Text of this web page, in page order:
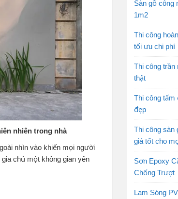
nhiên trong nhà
nhìn vào khiến mọi người
chủ một không gian yên
Sàn gỗ công
1m2
Thi công
tối ưu chi phí
Thi công
thật
Thi công tấm
đẹp
Thi công sàn
giá tốt cho
Sơn Epoxy
Chống Trượt
Lam Sóng